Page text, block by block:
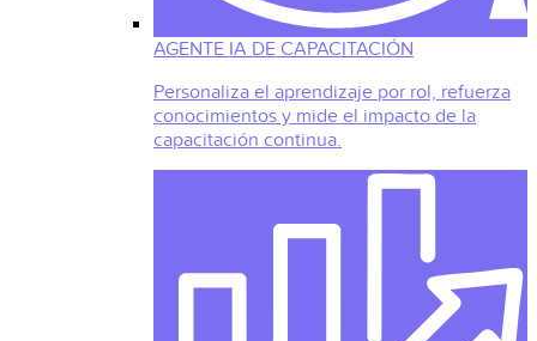
AGENTE IA DE CAPACITACIÓN
Personaliza el aprendizaje por rol, refuerza
conocimientos y mide el impacto de la
capacitación continua.